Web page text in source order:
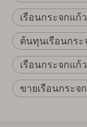
เรือนกระจกแก้
ต้นทุนเรือนกระ
เรือนกระจกแก้
ขายเรือนกระจ